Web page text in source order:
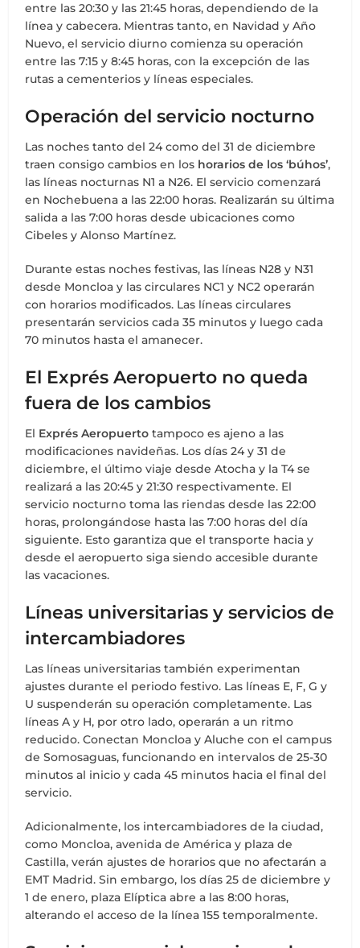
entre las 20:30 y las 21:45 horas, dependiendo de la
línea y cabecera. Mientras tanto, en Navidad y Año
Nuevo, el servicio diurno comienza su operación
entre las 7:15 y 8:45 horas, con la excepción de las
rutas a cementerios y líneas especiales.
Operación del servicio nocturno
Las noches tanto del 24 como del 31 de diciembre
traen consigo cambios en los horarios de los ‘búhos’,
las líneas nocturnas N1 a N26. El servicio comenzará
en Nochebuena a las 22:00 horas. Realizarán su última
salida a las 7:00 horas desde ubicaciones como
Cibeles y Alonso Martínez.
Durante estas noches festivas, las líneas N28 y N31
desde Moncloa y las circulares NC1 y NC2 operarán
con horarios modificados. Las líneas circulares
presentarán servicios cada 35 minutos y luego cada
70 minutos hasta el amanecer.
El Exprés Aeropuerto no queda
fuera de los cambios
El Exprés Aeropuerto tampoco es ajeno a las
modificaciones navideñas. Los días 24 y 31 de
diciembre, el último viaje desde Atocha y la T4 se
realizará a las 20:45 y 21:30 respectivamente. El
servicio nocturno toma las riendas desde las 22:00
horas, prolongándose hasta las 7:00 horas del día
siguiente. Esto garantiza que el transporte hacia y
desde el aeropuerto siga siendo accesible durante
las vacaciones.
Líneas universitarias y servicios de
intercambiadores
Las líneas universitarias también experimentan
ajustes durante el periodo festivo. Las líneas E, F, G y
U suspenderán su operación completamente. Las
líneas A y H, por otro lado, operarán a un ritmo
reducido. Conectan Moncloa y Aluche con el campus
de Somosaguas, funcionando en intervalos de 25-30
minutos al inicio y cada 45 minutos hacia el final del
servicio.
Adicionalmente, los intercambiadores de la ciudad,
como Moncloa, avenida de América y plaza de
Castilla, verán ajustes de horarios que no afectarán a
EMT Madrid. Sin embargo, los días 25 de diciembre y
1 de enero, plaza Elíptica abre a las 8:00 horas,
alterando el acceso de la línea 155 temporalmente.